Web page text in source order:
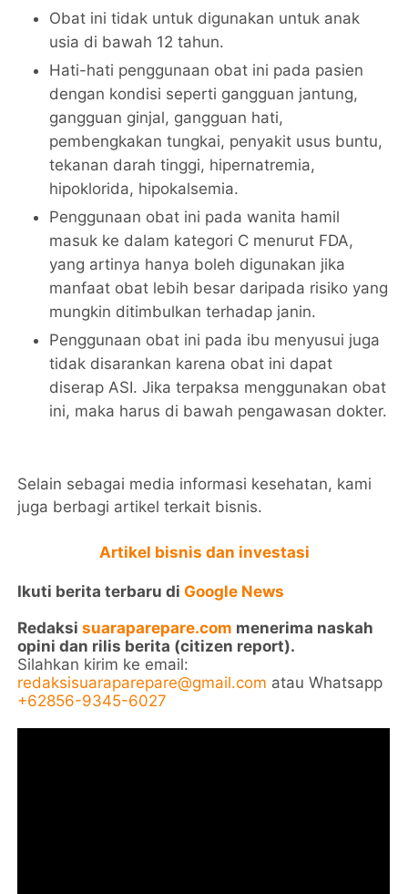
Obat ini tidak untuk digunakan untuk anak
usia di bawah 12 tahun.
Hati-hati penggunaan obat ini pada pasien
dengan kondisi seperti gangguan jantung,
gangguan ginjal, gangguan hati,
pembengkakan tungkai, penyakit usus buntu,
tekanan darah tinggi, hipernatremia,
hipoklorida, hipokalsemia.
Penggunaan obat ini pada wanita hamil
masuk ke dalam kategori C menurut FDA,
yang artinya hanya boleh digunakan jika
manfaat obat lebih besar daripada risiko yang
mungkin ditimbulkan terhadap janin.
Penggunaan obat ini pada ibu menyusui juga
tidak disarankan karena obat ini dapat
diserap ASI. Jika terpaksa menggunakan obat
ini, maka harus di bawah pengawasan dokter.
Selain sebagai media informasi kesehatan, kami
juga berbagi artikel terkait bisnis.
Artikel bisnis dan investasi
Ikuti berita terbaru diGoogle News
Redaksisuaraparepare.com menerima naskah
opini dan rilis berita (citizen report).
Silahkan kirim ke email:
redaksisuaraparepare@gmail.com atau Whatsapp
+62856-9345-6027